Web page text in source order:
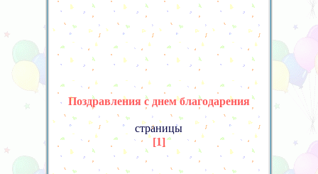
Поздравления с днем благодарения
страницы
[1]